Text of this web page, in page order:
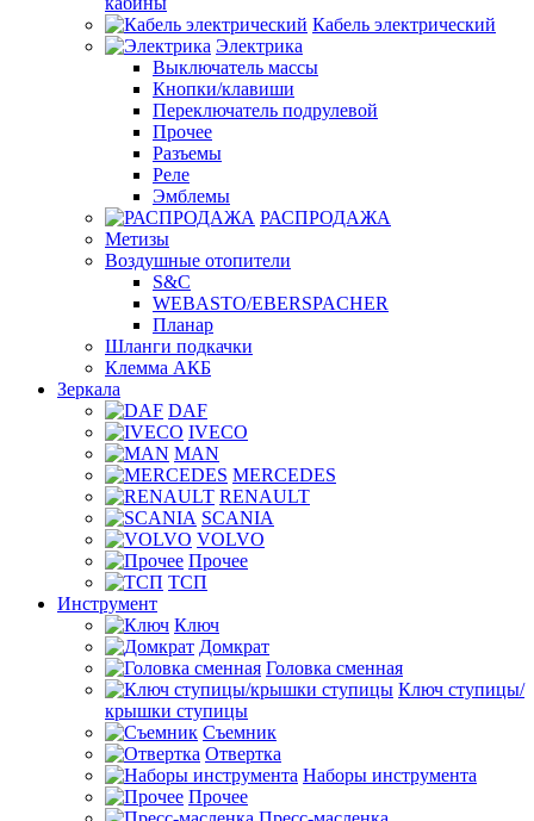
Кабель электрический
Электрика
Выключатель массы
Кнопки/клавиши
Переключатель подрулевой
Прочее
Разъемы
Реле
Эмблемы
РАСПРОДАЖА
Метизы
Воздушные отопители
S&C
WEBASTO/EBERSPACHER
Планар
Шланги подкачки
Клемма АКБ
Зеркала
DAF
IVECO
MAN
MERCEDES
RENAULT
SCANIA
VOLVO
Прочее
ТСП
Инструмент
Ключ
Домкрат
Головка сменная
Ключ ступицы/
крышки ступицы
Съемник
Отвертка
Наборы инструмента
Прочее